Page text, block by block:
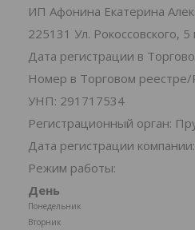
ИП Афонина Екатерина
225131 Ул. Рокоссовского,
Дата регистрации в
Номер в Торговом реестре/
УНП: 291717534
Регистрационный орган:
Дата регистрации
Режим работы:
День
Понедельник
Вторник